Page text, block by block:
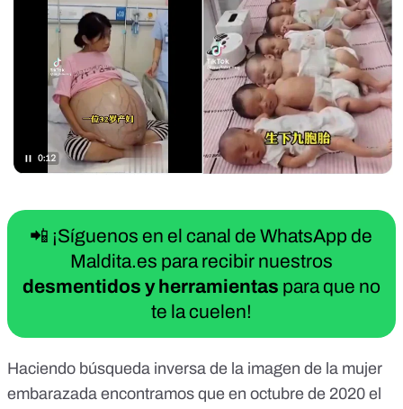
📲 ¡Síguenos en el canal de WhatsApp de
Maldita.es para recibir nuestros
desmentidos y herramientas para que no
te la cuelen!
Haciendo búsqueda inversa de la imagen de la mujer
embarazada encontramos que en octubre de 2020 el